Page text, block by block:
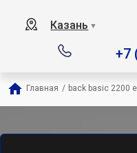
Казань ▼
+7
Главная / back basic 2200